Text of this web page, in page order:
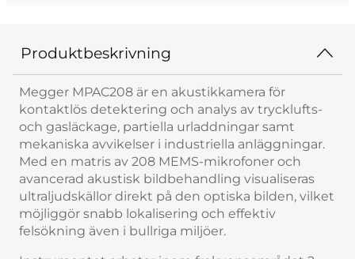
Produktbeskrivning
Megger MPAC208 är en akustikkamera för
kontaktlös detektering och analys av trycklufts-
och gasläckage, partiella urladdningar samt
mekaniska avvikelser i industriella anläggningar.
Med en matris av 208 MEMS-mikrofoner och
avancerad akustisk bildbehandling visualiseras
ultraljudskällor direkt på den optiska bilden, vilket
möjliggör snabb lokalisering och effektiv
felsökning även i bullriga miljöer.